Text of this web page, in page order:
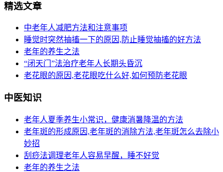
精选文章
中老年人减肥方法和注意事项
睡觉时突然抽搐一下的原因,防止睡觉抽搐的好方法
老年的养生之法
“闭天门”法治疗老年人长期头昏沉
老花眼的原因,老花眼吃什么好,如何预防老花眼
中医知识
老年人夏季养生小常识，健康消暑降温的方法
老年斑的形成原因,老年斑的消除方法,老年斑怎么去除小
妙招
刮痧法调理老年人容易早醒，睡不好觉
老年的养生之法